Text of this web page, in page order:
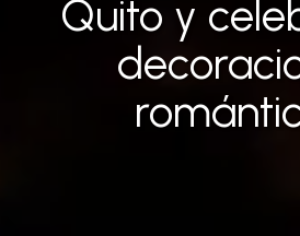
Quito y